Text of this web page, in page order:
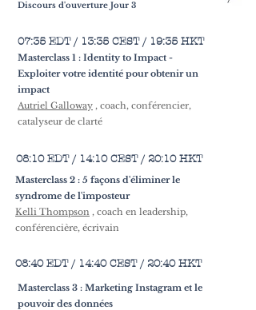
07:35 EDT / 13:35 CEST / 19:35 HKT
08:10 EDT / 14:10 CEST / 20:10 HKT
08:40 EDT / 14:40 CEST / 20:40 HKT
Discours d'ouverture Jour 3
Masterclass 1 : Identity to Impact -
Exploiter votre identité pour obtenir un
impact
Autriel Galloway , coach, conférencier,
catalyseur de clarté
Masterclass 2 : 5 façons d'éliminer le
syndrome de l'imposteur
Kelli Thompson , coach en leadership,
conférencière, écrivain
Masterclass 3 : Marketing Instagram et le
pouvoir des données